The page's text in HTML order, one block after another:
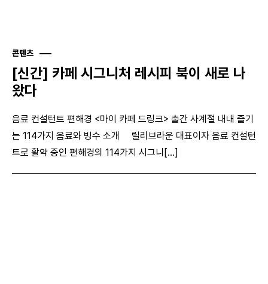
콘텐츠
[신간] 카페 시그니처 레시피 북이 새로 나
왔다
음료 컨설턴트 편해경 <마이 카페 드링크> 출간 사계절 내내 즐기
는 114가지 음료와 빙수 소개 릴리브라운 대표이자 음료 컨설턴
트로 활약 중인 편해경의 114가지 시그니[...]